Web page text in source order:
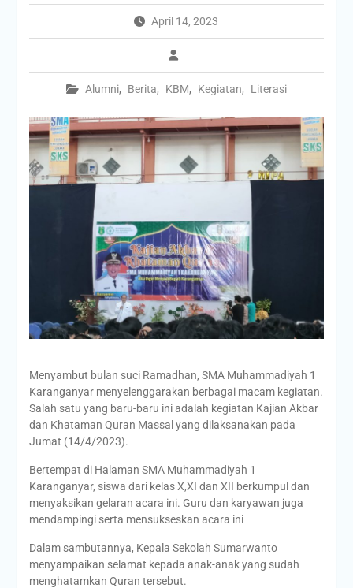
April 14, 2023
Alumni, Berita, KBM, Kegiatan, Literasi
Menyambut bulan suci Ramadhan, SMA Muhammadiyah 1
Karanganyar menyelenggarakan berbagai macam kegiatan.
Salah satu yang baru-baru ini adalah kegiatan Kajian Akbar
dan Khataman Quran Massal yang dilaksanakan pada
Jumat (14/4/2023).
Bertempat di Halaman SMA Muhammadiyah 1
Karanganyar, siswa dari kelas X,XI dan XII berkumpul dan
menyaksikan gelaran acara ini. Guru dan karyawan juga
mendampingi serta mensukseskan acara ini
Dalam sambutannya, Kepala Sekolah Sumarwanto
menyampaikan selamat kepada anak-anak yang sudah
menghatamkan Quran tersebut.